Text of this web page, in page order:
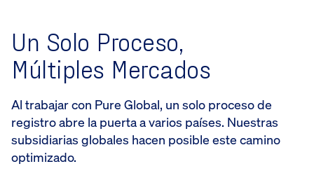
Un Solo Proceso,
Múltiples Mercados
Al trabajar con Pure Global, un solo proceso de
registro abre la puerta a varios países. Nuestras
subsidiarias globales hacen posible este camino
optimizado.